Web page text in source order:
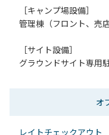
［キャンプ場設備］
管理棟（フロント、売
［サイト設備］
グラウンドサイト専用
オ
レイトチェックアウ